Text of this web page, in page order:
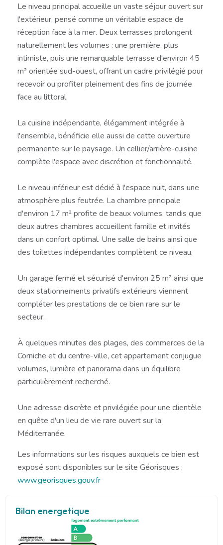
Le niveau principal accueille un vaste séjour ouvert sur
l'extérieur, pensé comme un véritable espace de
réception face à la mer. Deux terrasses prolongent
naturellement les volumes : une première, plus
intimiste, puis une remarquable terrasse d'environ 45
m² orientée sud-ouest, offrant un cadre privilégié pour
recevoir ou profiter pleinement des fins de journée
face au littoral.
La cuisine indépendante, élégamment intégrée à
l'ensemble, bénéficie elle aussi de cette ouverture
permanente sur le paysage. Un cellier/arrière-cuisine
complète l'espace avec discrétion et fonctionnalité.
Le niveau inférieur est dédié à l'espace nuit, dans une
atmosphère plus feutrée. La chambre principale
d'environ 17 m² profite de beaux volumes, tandis que
deux autres chambres accueillent famille et invités
dans un confort optimal. Une salle de bains ainsi que
des toilettes indépendantes complètent ce niveau.
Un garage fermé et sécurisé d'environ 25 m² ainsi que
deux stationnements privatifs extérieurs viennent
compléter les prestations de ce bien rare sur le
secteur.
À quelques minutes des plages, des commerces de la
Corniche et du centre-ville, cet appartement conjugue
volumes, lumière et panorama dans un équilibre
particulièrement recherché.
Une adresse discrète et privilégiée pour une clientèle
en quête d'un lieu de vie rare ouvert sur la
Méditerranée.
Les informations sur les risques auxquels ce bien est
exposé sont disponibles sur le site Géorisques :
www.georisques.gouv.fr
Bilan energetique